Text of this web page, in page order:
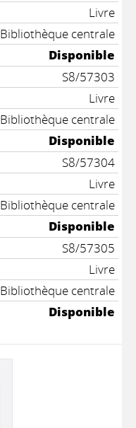
Livre
Bibliothèque centrale
Disponible
S8/57303
Livre
Bibliothèque centrale
Disponible
S8/57304
Livre
Bibliothèque centrale
Disponible
S8/57305
Livre
Bibliothèque centrale
Disponible